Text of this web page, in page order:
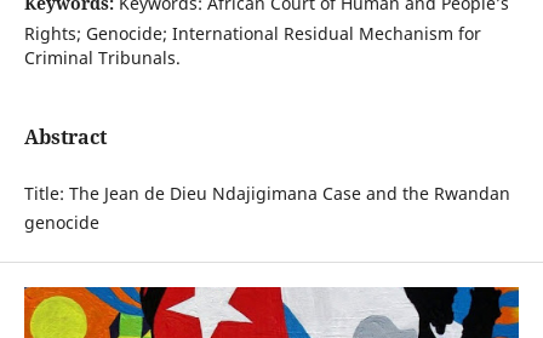
Rights; Genocide; International Residual Mechanism for
Criminal Tribunals.
Abstract
Title: The Jean de Dieu Ndajigimana Case and the Rwandan
genocide